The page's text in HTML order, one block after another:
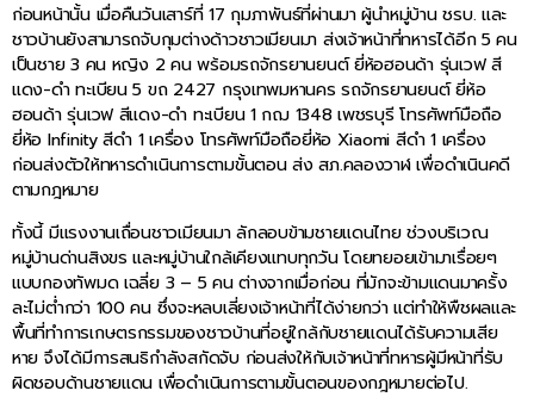
ก่อนหน้านั้น เมื่อคืนวันเสาร์ที่ 17 กุมภาพันธ์ที่ผ่านมา ผู้นำหมู่บ้าน ชรบ. และ
ชาวบ้านยังสามารถจับกุมต่างด้าวชาวเมียนมา ส่งเจ้าหน้าที่ทหารได้อีก 5 คน
เป็นชาย 3 คน หญิง 2 คน พร้อมรถจักรยานยนต์ ยี่ห้อฮอนด้า รุ่นเวฟ สี
แดง-ดำ ทะเบียน 5 ขถ 2427 กรุงเทพมหานคร รถจักรยานยนต์ ยี่ห้อ
ฮอนด้า รุ่นเวฟ สีแดง-ดำ ทะเบียน 1 กฌ 1348 เพชรบุรี โทรศัพท์มือถือ
ยี่ห้อ Infinity สีดำ 1 เครื่อง โทรศัพท์มือถือยี่ห้อ Xiaomi สีดำ 1 เครื่อง
ก่อนส่งตัวให้ทหารดำเนินการตามขั้นตอน ส่ง สภ.คลองวาฬ เพื่อดำเนินคดี
ตามกฎหมาย
ทั้งนี้ มีแรงงานเถื่อนชาวเมียนมา ลักลอบข้ามชายแดนไทย ช่วงบริเวณ
หมู่บ้านด่านสิงขร และหมู่บ้านใกล้เคียงแทบทุกวัน โดยทยอยเข้ามาเรื่อยๆ
แบบกองทัพมด เฉลี่ย 3 – 5 คน ต่างจากเมื่อก่อน ที่มักจะข้ามแดนมาครั้ง
ละไม่ต่ำกว่า 100 คน ซึ่งจะหลบเลี่ยงเจ้าหน้าที่ได้ง่ายกว่า แต่ทำให้พืชผลและ
พื้นที่ทำการเกษตรกรรมของชาวบ้านที่อยู่ใกล้กับชายแดนได้รับความเสีย
หาย จึงได้มีการสนธิกำลังสกัดจับ ก่อนส่งให้กับเจ้าหน้าที่ทหารผู้มีหน้าที่รับ
ผิดชอบด้านชายแดน เพื่อดำเนินการตามขั้นตอนของกฎหมายต่อไป.